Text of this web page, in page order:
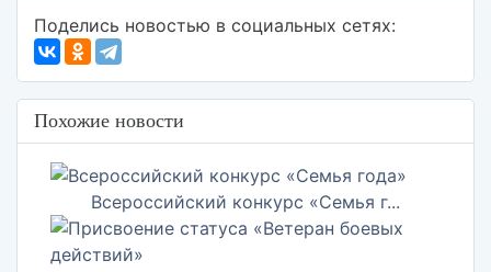
Поделись новостью в социальных сетях:
Похожие новости
Всероссийский конкурс «Семья г...